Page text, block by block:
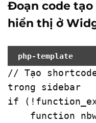
Đoạn code
hiển thị ở
php-template
// Tạo
trong sidebar
if